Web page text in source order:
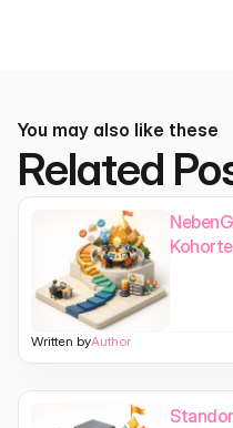
You may also like these
Related
Written byAuthor